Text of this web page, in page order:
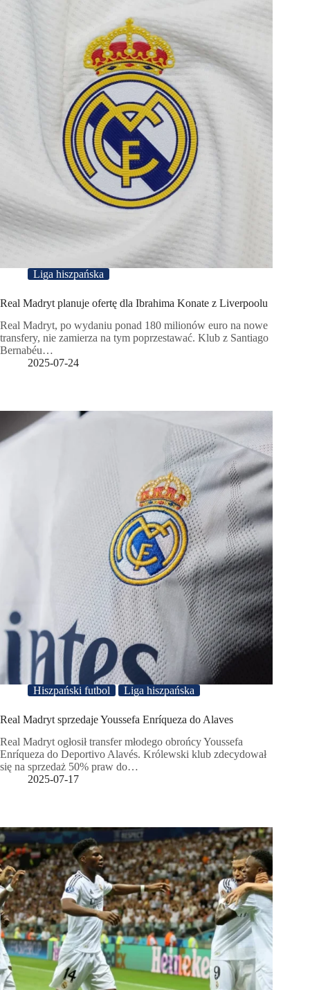
Liga hiszpańska
Real Madryt planuje ofertę dla Ibrahima Konate z Liverpoolu
Real Madryt, po wydaniu ponad 180 milionów euro na nowe
transfery, nie zamierza na tym poprzestawać. Klub z Santiago
Bernabéu…
2025-07-24
Hiszpański futbol Liga hiszpańska
Real Madryt sprzedaje Youssefa Enríqueza do Alaves
Real Madryt ogłosił transfer młodego obrońcy Youssefa
Enríqueza do Deportivo Alavés. Królewski klub zdecydował
się na sprzedaż 50% praw do…
2025-07-17